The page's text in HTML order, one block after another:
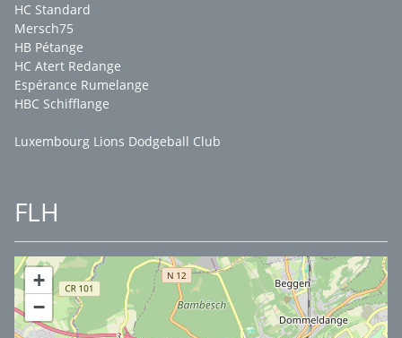
HC Standard
Mersch75
HB Pétange
HC Atert Redange
Espérance Rumelange
HBC Schifflange
Luxembourg Lions Dodgeball Club
FLH
+
−